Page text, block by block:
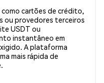
cartões de crédito,
ou provedores terceiros
USDT ou
instantâneo em
A plataforma
mais rápida de